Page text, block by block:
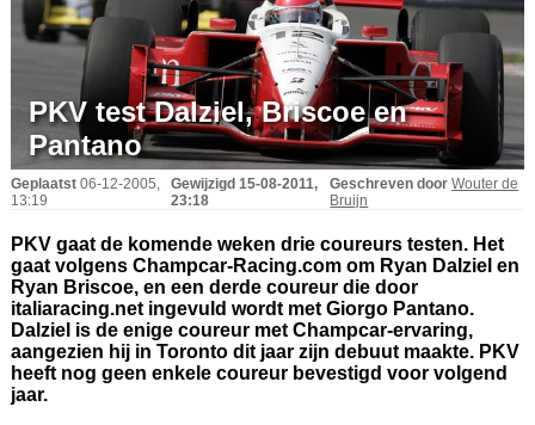
Teams
IndyCar 101
Indy 500
English
PKV test Dalziel, Briscoe en
Pantano
Geplaatst 06-12-2005,
13:19
Gewijzigd 15-08-2011,
23:18
Geschreven door Wouter de
Bruijn
PKV gaat de komende weken drie coureurs testen. Het
gaat volgens Champcar-Racing.com om Ryan Dalziel en
Ryan Briscoe, en een derde coureur die door
italiaracing.net ingevuld wordt met Giorgo Pantano.
Dalziel is de enige coureur met Champcar-ervaring,
aangezien hij in Toronto dit jaar zijn debuut maakte. PKV
heeft nog geen enkele coureur bevestigd voor volgend
jaar.